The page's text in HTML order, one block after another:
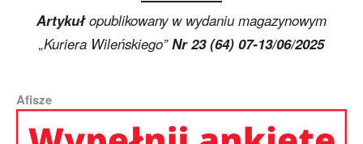
Artykułopublikowany w wydaniu magazynowym
„Kuriera Wileńskiego”Nr 23 (64) 07-13/06/2025
Afisze